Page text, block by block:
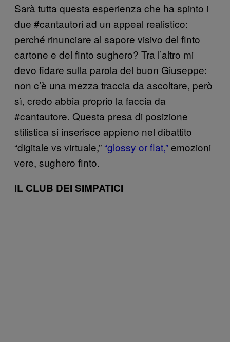
Sarà tutta questa esperienza che ha spinto i
due #cantautori ad un appeal realistico:
perché rinunciare al sapore visivo del finto
cartone e del finto sughero? Tra l’altro mi
devo fidare sulla parola del buon Giuseppe:
non c’è una mezza traccia da ascoltare, però
sì, credo abbia proprio la faccia da
#cantautore. Questa presa di posizione
stilistica si inserisce appieno nel dibattito
“digitale vs virtuale,” “glossy or flat,”emozioni
vere, sughero finto.
IL CLUB DEI SIMPATICI